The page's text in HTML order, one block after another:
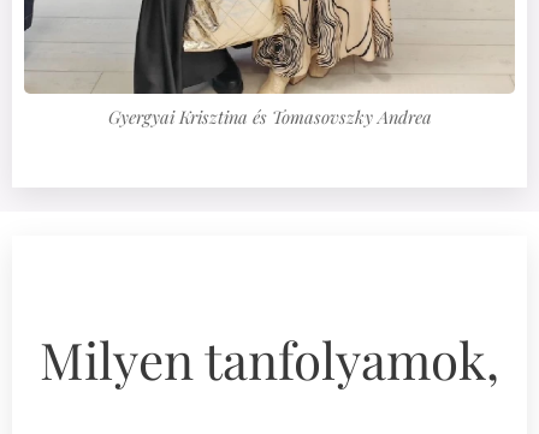
Gyergyai Krisztina és Tomasovszky Andrea
Milyen tanfolyamok,